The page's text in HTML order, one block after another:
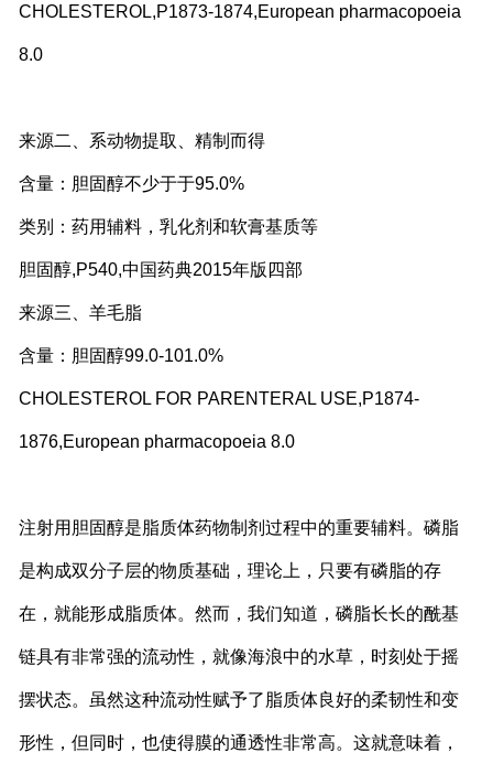
CHOLESTEROL,P1873-1874,European pharmacopoeia
8.0
来源二、系动物提取、精制而得
含量：胆固醇不少于于95.0%
类别：药用辅料，乳化剂和软膏基质等
胆固醇,P540,中国药典2015年版四部
来源三、羊毛脂
含量：胆固醇99.0-101.0%
CHOLESTEROL FOR PARENTERAL USE,P1874-
1876,European pharmacopoeia 8.0
注射用胆固醇是脂质体药物制剂过程中的重要辅料。磷脂
是构成双分子层的物质基础，理论上，只要有磷脂的存
在，就能形成脂质体。然而，我们知道，磷脂长长的酰基
链具有非常强的流动性，就像海浪中的水草，时刻处于摇
摆状态。虽然这种流动性赋予了脂质体良好的柔韧性和变
形性，但同时，也使得膜的通透性非常高。这就意味着，